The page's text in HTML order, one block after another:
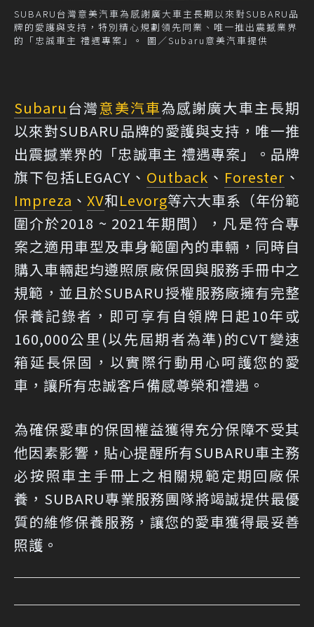
SUBARU台灣意美汽車為感謝廣大車主長期以來對SUBARU品
牌的愛護與支持，特別精心規劃領先同業、唯一推出震撼業界
的「忠誠車主 禮遇專案」。 圖／Subaru意美汽車提供
Subaru 台灣意美汽車為感謝廣大車主長期
以來對SUBARU品牌的愛護與支持，唯一推
出震撼業界的「忠誠車主 禮遇專案」。品牌
旗下包括LEGACY、 Outback 、 Forester 、
Impreza 、 XV和Levorg等六大車系（年份範
圍介於2018 ~ 2021年期間），凡是符合專
案之適用車型及車身範圍內的車輛，同時自
購入車輛起均遵照原廠保固與服務手冊中之
規範，並且於SUBARU授權服務廠擁有完整
保養記錄者，即可享有自領牌日起10年或
160,000公里(以先屆期者為準)的CVT變速
箱延長保固，以實際行動用心呵護您的愛
車，讓所有忠誠客戶備感尊榮和禮遇。
為確保愛車的保固權益獲得充分保障不受其
他因素影響，貼心提醒所有SUBARU車主務
必按照車主手冊上之相關規範定期回廠保
養，SUBARU專業服務團隊將竭誠提供最優
質的維修保養服務，讓您的愛車獲得最妥善
照護。